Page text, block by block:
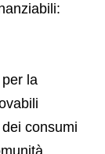
la
consumi